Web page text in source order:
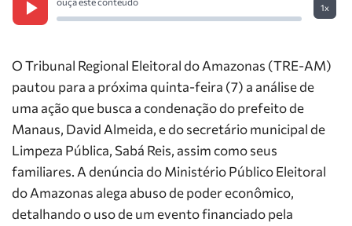
1x
O Tribunal Regional Eleitoral do Amazonas (TRE-AM)
pautou para a próxima quinta-feira (7) a análise de
uma ação que busca a condenação do prefeito de
Manaus, David Almeida, e do secretário municipal de
Limpeza Pública, Sabá Reis, assim como seus
familiares. A denúncia do Ministério Público Eleitoral
do Amazonas alega abuso de poder econômico,
detalhando o uso de um evento financiado pela